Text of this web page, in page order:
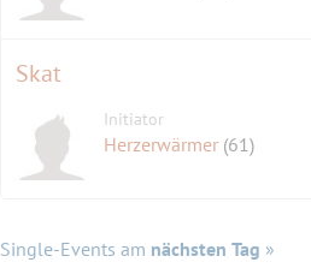
Skat
Initiator
Herzerwärmer (61)
Single-Events am nächsten Tag »